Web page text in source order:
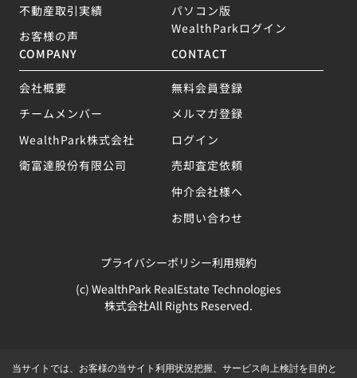
不動産取引実績
お客様の声
パソコン版
WealthParkログイン
COMPANY
会社概要
チームメンバー
WealthPark株式会社
衛富達股份有限公司
CONTACT
無料会員登録
メルマガ登録
ログイン
売却査定依頼
仲介会社様へ
お問い合わせ
プライバシーポリシー利用規約
(c) WealthPark RealEstate Technologies
株式会社All Rights Reserved.
当サイトでは、お客様の当サイト利用状況把握、サービス向上検討を目的と